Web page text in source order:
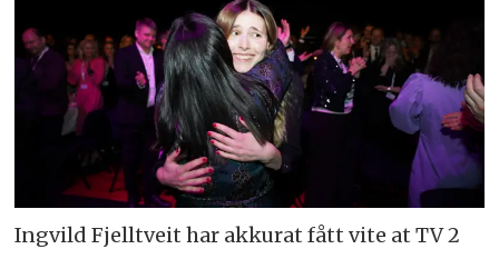
Ingvild Fjelltveit har akkurat fått vite at TV 2